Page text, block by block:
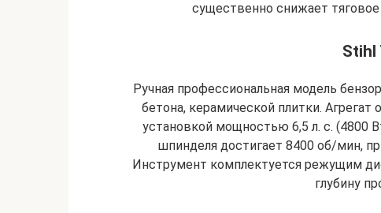
существенно снижает тяговое
Stihl
Ручная профессиональная модель
бетона, керамической плитки.
установкой мощностью 6,5 л. с. (4800
шпинделя достигает 8400 об/мин,
Инструмент комплектуется режущим
глубину